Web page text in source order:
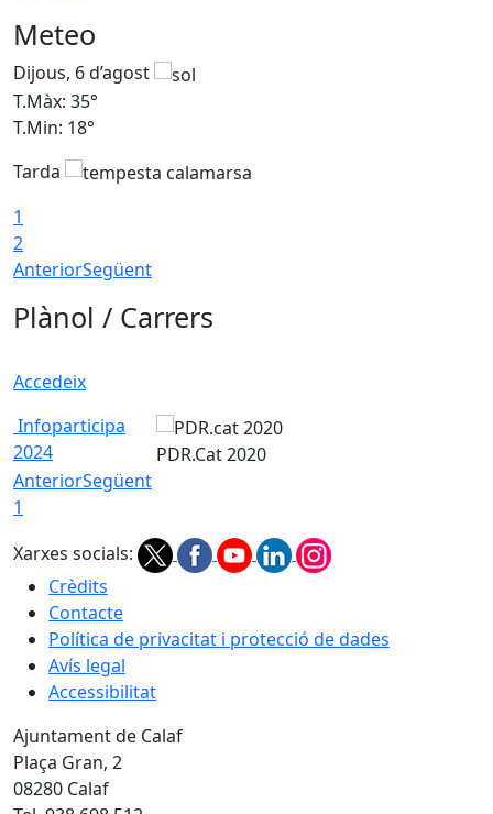
Meteo
Dijous, 6 d’agost
T.Màx: 35°
T.Min: 18°
Tarda
1
2
AnteriorSegüent
Plànol / Carrers
Accedeix
Infoparticipa
2024
PDR.Cat 2020
AnteriorSegüent
1
Xarxes socials:
Crèdits
Contacte
Política de privacitat i protecció de dades
Avís legal
Accessibilitat
Ajuntament de Calaf
Plaça Gran, 2
08280 Calaf